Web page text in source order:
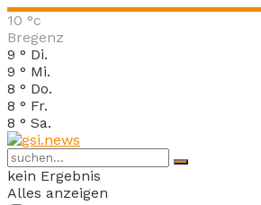
10 °c
Bregenz
9 ° Di.
9 ° Mi.
8 ° Do.
8 ° Fr.
8 ° Sa.
kein Ergebnis
Alles anzeigen